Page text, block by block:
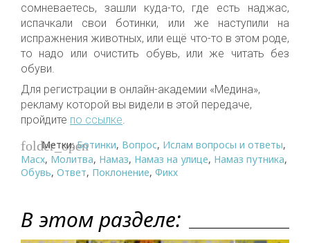
сомневаетесь, зашли куда-то, где есть наджас,
испачкали свои ботинки, или же наступили на
испражнения животных, или ещё что-то в этом роде,
то надо или очистить обувь, или же читать без
обуви.
Для регистрации в онлайн-академии «Медина»,
рекламу которой вы видели в этой передаче,
пройдите по ссылке
folder_open
Метки:Ботинки, Вопрос, Ислам вопросы и ответы,
Масх, Молитва, Намаз, Намаз на улице, Намаз путника,
Обувь, Ответ, Поклонение, Фикх
В этом разделе: